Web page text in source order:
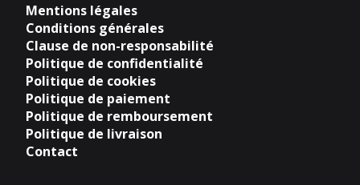
Mentions légales
Conditions générales
Clause de non-responsabilité
Politique de confidentialité
Politique de cookies
Politique de paiement
Politique de remboursement
Politique de livraison
Contact